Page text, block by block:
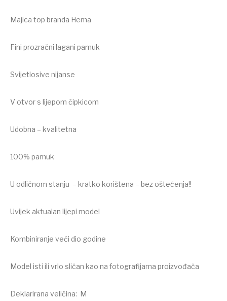
Majica top branda Hema
Fini prozračni lagani pamuk
Svijetlosive nijanse
V otvor s lijepom čipkicom
Udobna – kvalitetna
100% pamuk
U odličnom stanju – kratko korištena – bez oštećenja!!
Uvijek aktualan lijepi model
Kombiniranje veći dio godine
Model isti ili vrlo sličan kao na fotografijama proizvođača
Deklarirana veličina: M